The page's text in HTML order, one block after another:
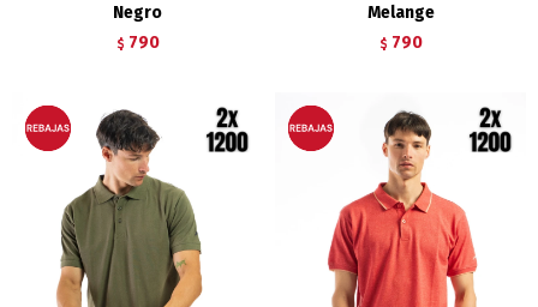
Negro
$ 790
Melange
$ 790